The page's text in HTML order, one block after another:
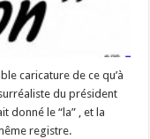
caricature de ce qu’à
du président
donné le “la” , et la
registre.